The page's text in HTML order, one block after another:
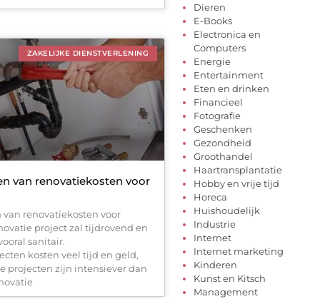
ZAKELIJKE DIENSTVERLENING
van renovatiekosten voor
renovatiekosten voor
project zal tijdrovend en
sanitair.
kosten veel tijd en geld,
projecten zijn intensiever dan
Dieren
E-Books
Electronica en
Computers
Energie
Entertainment
Eten en drinken
Financieel
Fotografie
Geschenken
Gezondheid
Groothandel
Haartransplantatie
Hobby en vrije tijd
Horeca
Huishoudelijk
Industrie
Internet
Internet marketing
Kinderen
Kunst en Kitsch
Management